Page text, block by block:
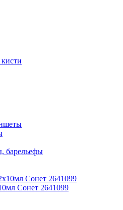
барельефы
Сонет 2641099